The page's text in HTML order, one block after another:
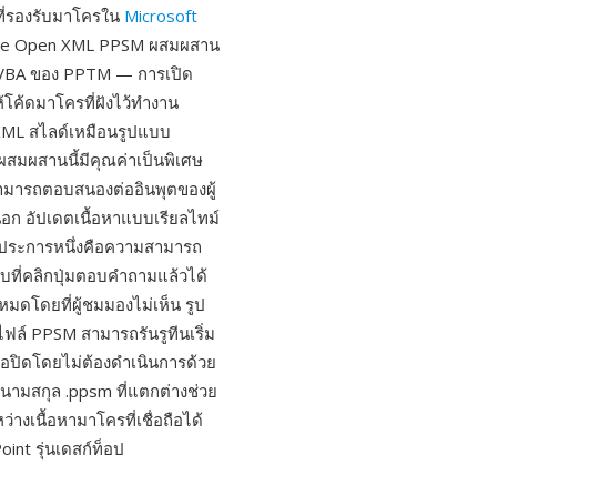
องรับมาโครใน Microsoft
Open XML PPSM ผสมผสาน
ของ PPTM — การเปิด
ค้ดมาโครที่ฝังไว้ทำงาน
สไลด์เหมือนรูปแบบ
สมผสานนี้มีคุณค่าเป็นพิเศษ
ารถตอบสนองต่ออินพุตของผู้
ก อัปเดตเนื้อหาแบบเรียลไทม์
ะการหนึ่งคือความสามารถ
ที่คลิกปุ่มตอบคำถามแล้วได้
ดโดยที่ผู้ชมมองไม่เห็น รูป
PPSM สามารถรันรูทีนเริ่ม
ปิดโดยไม่ต้องดำเนินการด้วย
ามสกุล .ppsm ที่แตกต่างช่วย
งเนื้อหามาโครที่เชื่อถือได้
รุ่นเดสก์ท็อป